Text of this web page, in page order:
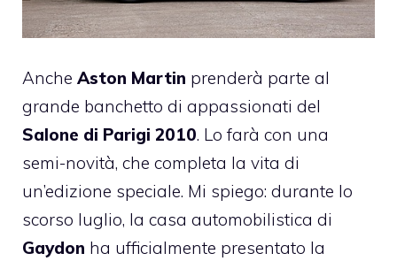
Anche Aston Martin prenderà parte al
grande banchetto di appassionati del
Salone di Parigi 2010. Lo farà con una
semi-novità, che completa la vita di
un’edizione speciale. Mi spiego: durante lo
scorso luglio, la casa automobilistica di
Gaydon ha ufficialmente presentato la